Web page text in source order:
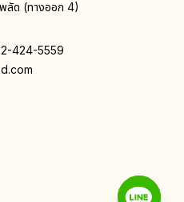
พลัด (ทางออก 4)
424-5559